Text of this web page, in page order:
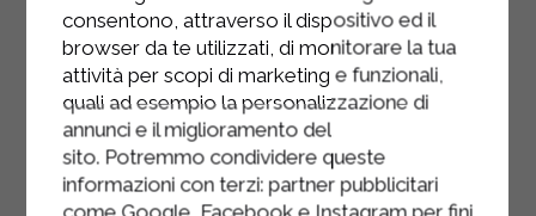
Pour préparer le glaçage, versez le
mascarpone Sterilgarda, le Strakì
Sterilgarda et le sucre glace dans le
bol du batteur. Battez jusqu'à obtenir
une préparation bien fouettée.
consentono, attraverso il dispositivo ed il
browser da te utilizzati, di monitorare la tua
attività per scopi di marketing e funzionali,
quali ad esempio la personalizzazione di
annunci e il miglioramento del
sito. Potremmo condividere queste
informazioni con terzi: partner pubblicitari